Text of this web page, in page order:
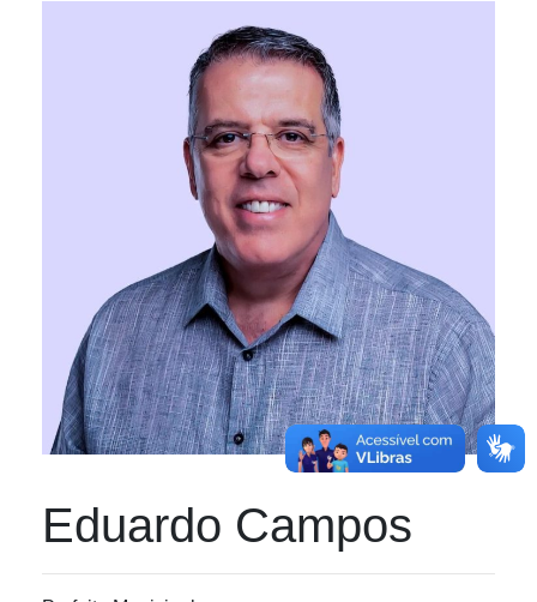
Eduardo Campos